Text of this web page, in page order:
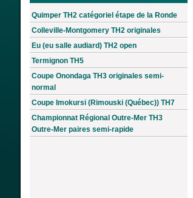
Quimper TH2 catégoriel étape de la Ronde
Colleville-Montgomery TH2 originales
Eu (eu salle audiard) TH2 open
Termignon TH5
Coupe Onondaga TH3 originales semi-
normal
Coupe Imokursi (Rimouski (Québec)) TH7
Championnat Régional Outre-Mer TH3
Outre-Mer paires semi-rapide